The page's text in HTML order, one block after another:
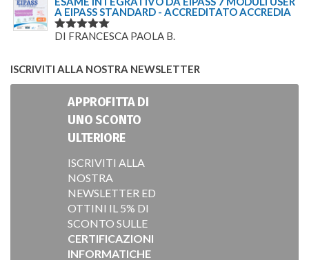
A EIPASS STANDARD - ACCREDITATO ACCREDIA
VALUTATO
DI FRANCESCA PAOLA B.
ISCRIVITI ALLA NOSTRA NEWSLETTER
APPROFITTA DI
UNO SCONTO
ULTERIORE
ISCRIVITI ALLA
NOSTRA
NEWSLETTER ED
OTTINI IL 5% DI
SCONTO SULLE
CERTIFICAZIONI
INFORMATICHE